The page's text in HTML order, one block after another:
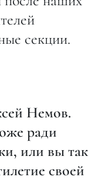
секции.
Немов.
ради
или вы так
своей